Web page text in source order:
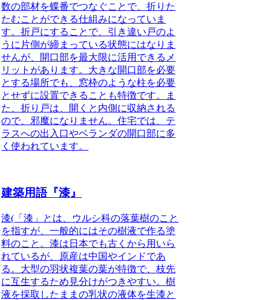
数の部材を蝶番でつなぐことで、折りた
たむことができる仕組みになっていま
す。折戸にすることで、引き違い戸のよ
うに片側が締まっている状態にはなりま
せんが、開口部を最大限に活用できるメ
リットがあります。大きな開口部を必要
とする場所でも、窓枠のような柱を必要
とせずに設置できることも特徴です。ま
た、折り戸は、開くと内側に収納される
ので、邪魔になりません。住宅では、テ
ラスへの出入口やベランダの開口部に多
く使われています。
建築用語『漆』
漆(「漆」とは、ウルシ科の落葉樹のこと
を指すが、一般的にはその樹液で作る塗
料のこと。漆は日本でも古くから用いら
れているが、原産は中国やインドであ
る。大型の羽状複葉の葉が特徴で、枝先
に互生するため見分けがつきやすい。樹
液を採取したままの乳状の液体を生漆と